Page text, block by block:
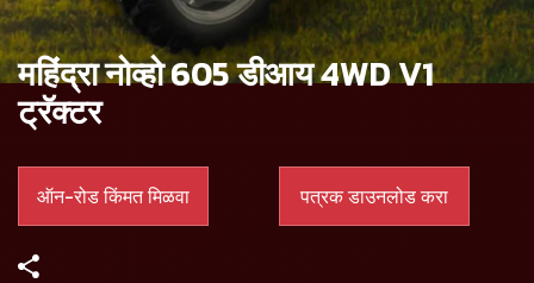
महिंद्रा नोव्हो 605 डीआय 4WD V1
ट्रॅक्टर
ऑन-रोड किंमत मिळवा पत्रक डाउनलोड करा